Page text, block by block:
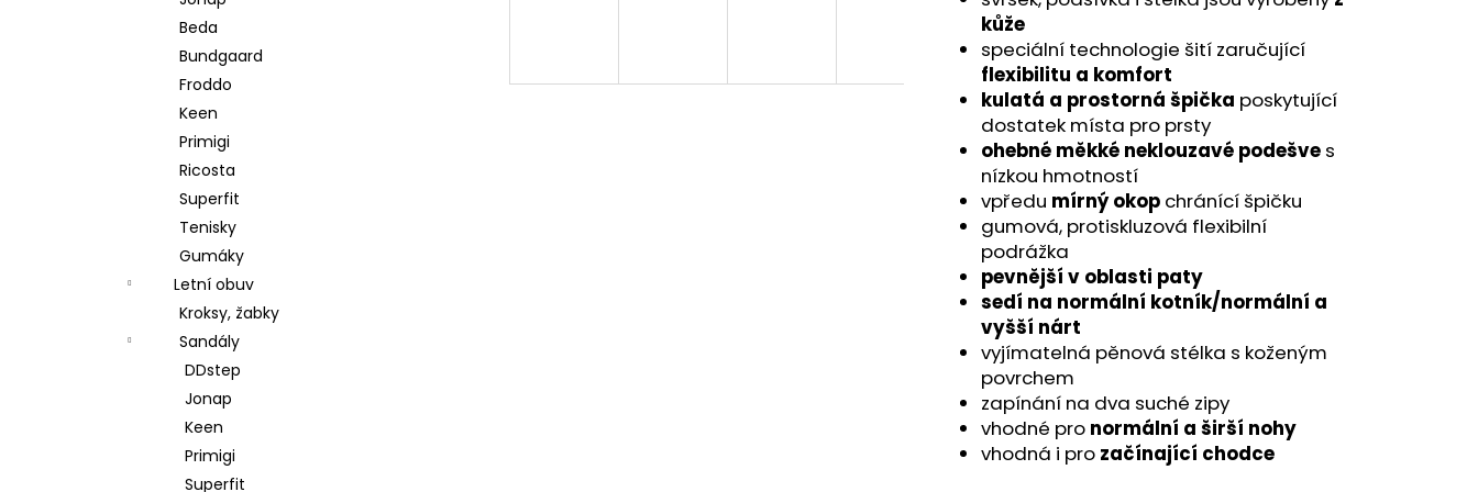
Beda
Bundgaard
Froddo
Keen
Primigi
Ricosta
Superfit
Tenisky
Gumáky
Letní obuv
Kroksy, žabky
Sandály
DDstep
Jonap
Keen
Primigi
Superfit
kůže
speciální technologie šití zaručující
flexibilitu a komfort
kulatá a prostorná špička poskytující
dostatek místa pro prsty
ohebné měkké neklouzavé podešve s
nízkou hmotností
vpředu mírný okop chránící špičku
gumová, protiskluzová flexibilní
podrážka
pevnější v oblasti paty
sedí na normální kotník/normální a
vyšší nárt
vyjímatelná pěnová stélka s koženým
povrchem
zapínání na dva suché zipy
vhodné pro normální a širší nohy
vhodná i pro začínající chodce